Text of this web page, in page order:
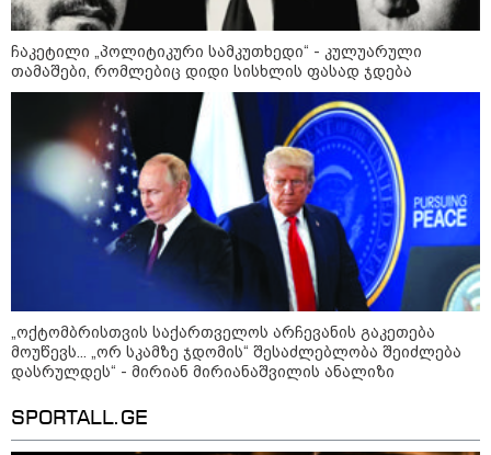
კატეგორიები
ჩაკეტილი „პოლიტიკური სამკუთხედი“ - კულუარული
თამაშები, რომლებიც დიდი სისხლის ფასად ჯდება
„ოქტომბრისთვის საქართველოს არჩევანის გაკეთება
მოუწევს... „ორ სკამზე ჯდომის“ შესაძლებლობა შეიძლება
დასრულდეს“ - მირიან მირიანაშვილის ანალიზი
SPORTALL.GE